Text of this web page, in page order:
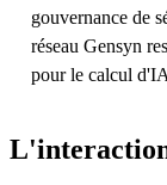
gouvernance de
réseau Gensyn
pour le calcul